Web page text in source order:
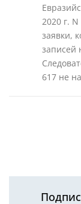
2020 г.
заявки,
записей
617 не